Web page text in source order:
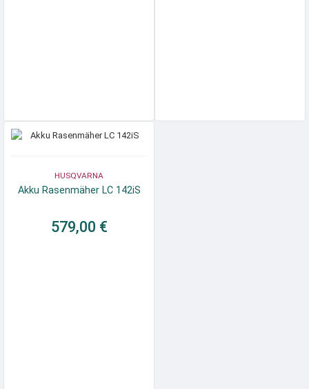
HUSQVARNA
Akku Rasenmäher LC 142iS
579,00 €